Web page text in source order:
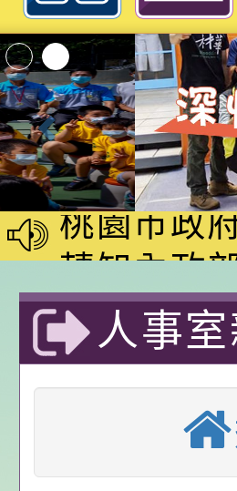
「2026桃
動—儒門
桃園市政
家8月課
電影營」
「愛『原
樂會」、
列講座及
轉知內政
員會函釋
赴陸應申
中興國民
期第1次
甄選公告
本校「
校課程計
轉知教育
辦理「
公告:桃
人事
霸凌防
中興